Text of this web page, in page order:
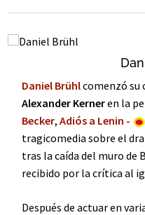
Daniel Brühlcomenzó su
Alexander Kerneren la
Becker,Adiós a Lenin -
tragicomedia sobre el
tras la caída del muro de
recibido por la crítica al
Después de actuar en